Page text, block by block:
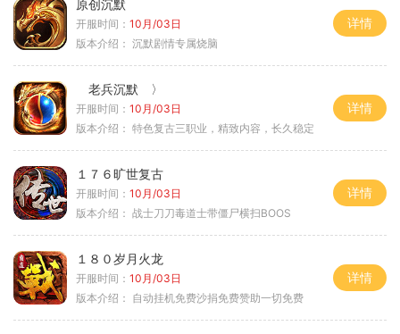
原创沉默
开服时间： 10月/03日
版本介绍： 沉默剧情专属烧脑
详情
老兵沉默 〉
开服时间： 10月/03日
版本介绍： 特色复古三职业，精致内容，长久稳定
详情
１７６旷世复古
开服时间： 10月/03日
版本介绍： 战士刀刀毒道士带僵尸横扫BOOS
详情
１８０岁月火龙
开服时间： 10月/03日
版本介绍： 自动挂机免费沙捐免费赞助一切免费
详情